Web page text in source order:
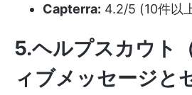
Capterra: 4.2/5 (10件以
5.ヘルプスカウト
ィブメッセージと